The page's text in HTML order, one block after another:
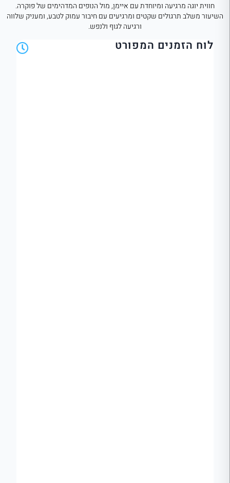
חווית יוגה מרגיעה ומיוחדת עם איימן, מול הנופים המדהימים של פוקרה.
השיעור משלב תרגולים שקטים ומרגיעים עם חיבור עמוק לטבע, ומעניק שלווה
ורגיעה לגוף ולנפש.
לוח הזמנים המפורט